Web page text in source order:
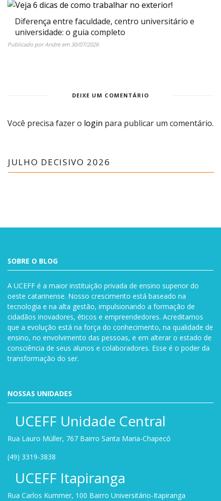
Diferença entre faculdade, centro universitário e
universidade: o guia completo
Publicado porAndreem30/07/2026
DEIXE UM COMENTÁRIO
Você precisa fazer o login para publicar um comentário.
JULHO DECISIVO 2026
SOBRE O BLOG
A UCEFF é a maior instituição privada de ensino superior do
oeste catarinense. Nosso crescimento está baseado na
tecnologia e na alta gestão, impulsionando a formação de
cidadãos inovadores, éticos e empreendedores. Acreditamos
que a evolução está na força do conhecimento, na qualidade de
ensino, no envolvimento das pessoas, e em alterar o estado de
consciência de seus alunos e colaboradores. Esse é o poder da
transformação do ser.
NOSSAS UNIDADES
UCEFF Unidade Central
Rua Lauro Müller, 767 Bairro Santa Maria-Chapecó
(49) 3319-3838
UCEFF Itapiranga
Rua Carlos Kummer, 100 Bairro Universitário-Itapiranga